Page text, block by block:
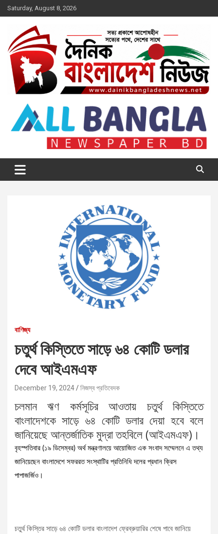
Skip
to
Saturday, August 8, 2026
দৈনিক বাংলাদেশ নিউজ
বাণিজ্য
চতুর্থ কিস্তিতে সাড়ে ৬৪ কোটি ডলার
দেবে আইএমএফ
December 19, 2024 নিজস্ব প্রতিবেদক
চলমান ঋণ কর্মসূচির আওতায় চতুর্থ কিস্তিতে
বাংলাদেশকে সাড়ে ৬৪ কোটি ডলার দেয়া হবে বলে
জানিয়েছে আন্তর্জাতিক মুদ্রা তহবিলে (আইএমএফ)।
বৃহস্পতিবার (১৯ ডিসেম্বর) অর্থ মন্ত্রণালয়ে আয়োজিত এক সংবাদ সম্মেলনে এ তথ্য
জানিয়েছেন বাংলাদেশে সফররত সংস্থাটির প্রতিনিধি দলের প্রধান ক্রিস
পাপাজর্জিও।
চতুর্থ কিস্তির সাড়ে ৬৪ কোটি ডলার বাংলাদেশ ফ্রেব্রুয়ারির শেষে পাবে জানিয়ে